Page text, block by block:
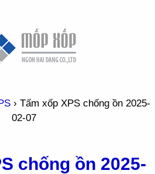
› Tấm xốp XPS chống ồn 2025-
02-07
chống ồn 2025-